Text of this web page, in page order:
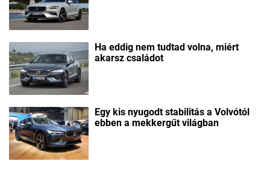
Ha eddig nem tudtad volna, miért
akarsz családot
Egy kis nyugodt stabilitás a Volvótól
ebben a mekkergűt világban